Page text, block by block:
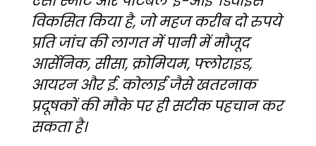
विकसित किया है, जो महज करीब दो रुपये
प्रति जांच की लागत में पानी में मौजूद
आर्सेनिक, सीसा, क्रोमियम, फ्लोराइड,
आयरन और ई. कोलाई जैसे खतरनाक
प्रदूषकों की मौके पर ही सटीक पहचान कर
सकता है।